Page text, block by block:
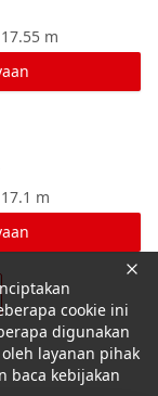
17.55 m
17.1 m
cookie ini
digunakan
layanan pihak
baca kebijakan